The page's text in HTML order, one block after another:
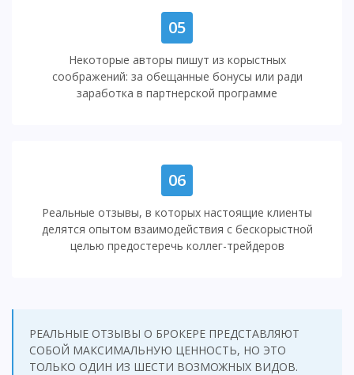
05
Некоторые авторы пишут из корыстных
соображений: за обещанные бонусы или ради
заработка в партнерской программе
06
Реальные отзывы, в которых настоящие клиенты
делятся опытом взаимодействия с бескорыстной
целью предостеречь коллег-трейдеров
РЕАЛЬНЫЕ ОТЗЫВЫ О БРОКЕРЕ ПРЕДСТАВЛЯЮТ
СОБОЙ МАКСИМАЛЬНУЮ ЦЕННОСТЬ, НО ЭТО
ТОЛЬКО ОДИН ИЗ ШЕСТИ ВОЗМОЖНЫХ ВИДОВ.